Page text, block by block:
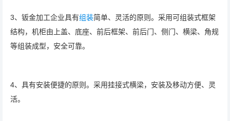
3、钣金加工企业具有组装简单、灵活的原则。采用可组装式框架
结构，机柜由上盖、底座、前后框架、前后门、侧门、横梁、角规
等组装成型，安全可靠。
4、具有安装便捷的原则。采用挂接式横梁，安装及移动方便、灵
活。